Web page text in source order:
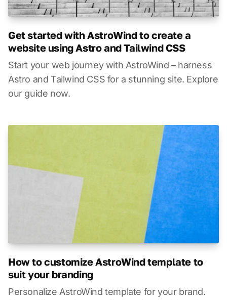
Get started with AstroWind to create a
website using Astro and Tailwind CSS
Start your web journey with AstroWind – harness
Astro and Tailwind CSS for a stunning site. Explore
our guide now.
How to customize AstroWind template to
suit your branding
Personalize AstroWind template for your brand.